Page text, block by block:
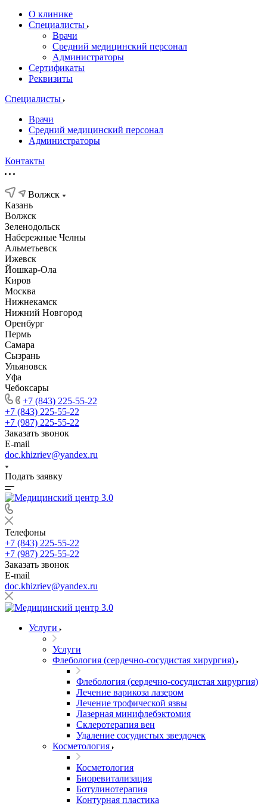
О клинике
Специалисты
Врачи
Средний медицинский персонал
Администраторы
Сертификаты
Реквизиты
Специалисты
Врачи
Средний медицинский персонал
Администраторы
Контакты
Волжск
Казань
Волжск
Зеленодольск
Набережные Челны
Альметьевск
Ижевск
Йошкар-Ола
Киров
Москва
Нижнекамск
Нижний Новгород
Оренбург
Пермь
Самара
Сызрань
Ульяновск
Уфа
Чебоксары
+7 (843) 225-55-22
+7 (843) 225-55-22
+7 (987) 225-55-22
Заказать звонок
E-mail
doc.khizriev@yandex.ru
Подать заявку
Телефоны
+7 (843) 225-55-22
+7 (987) 225-55-22
Заказать звонок
E-mail
doc.khizriev@yandex.ru
Услуги
Услуги
Флебология (сердечно-сосудистая хирургия)
Флебология (сердечно-сосудистая хирургия)
Лечение варикоза лазером
Лечение трофической язвы
Лазерная минифлебэктомия
Cклеротерапия вен
Удаление сосудистых звездочек
Косметология
Косметология
Биоревитализация
Ботулинотерапия
Контурная пластика